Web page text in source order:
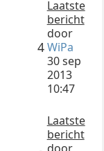
4
Laatste
bericht
door
WiPa
30 sep
2013
10:47
Laatste
bericht